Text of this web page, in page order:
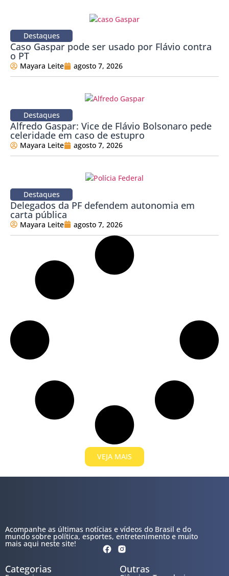
Destaques
Caso Gaspar pode ser usado por Flávio contra
o PT
Mayara Leite agosto 7, 2026
Destaques
Alfredo Gaspar: Vice de Flávio Bolsonaro pede
celeridade em caso de estupro
Mayara Leite agosto 7, 2026
Destaques
Delegados da PF defendem autonomia em
carta pública
Mayara Leite agosto 7, 2026
VEJA MAIS
Acompanhe as últimas notícias e vídeos do Brasil e do
mundo sobre política, esportes, entretenimento e muito
mais aqui neste site!
Categorias Outras